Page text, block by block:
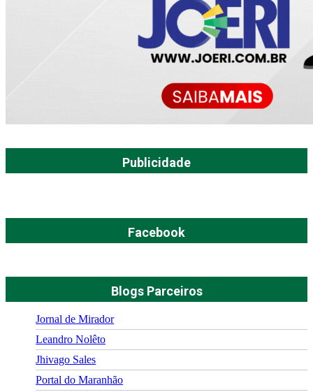
Publicidade
Facebook
Blogs Parceiros
Jornal de Mirador
Leandro Nolêto
Jhivago Sales
Portal do Maranhão